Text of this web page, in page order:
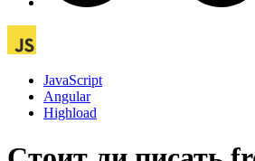
JavaScript
Angular
Highload